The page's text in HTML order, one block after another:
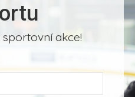
akce!